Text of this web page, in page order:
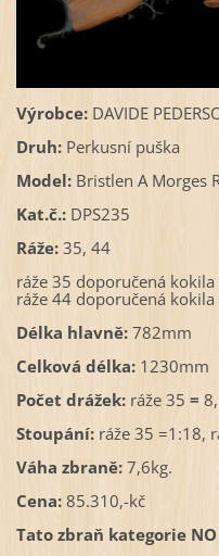
Výrobce:DAVIDE
Druh:Perkusní puška
Model:Bristlen A Morges
Kat.č.:DPS235
Ráže: 35, 44
ráže 35 doporučená kokila
ráže 44 doporučená kokila
Délka hlavně:782mm
Celková délka: 1230mm
Počet drážek:ráže 35 =
Stoupání:ráže 35 =1:18,
Váha zbraně:7,6kg.
Cena:85.310,-kč
Tato zbraň kategorie